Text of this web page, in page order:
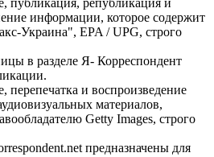
публикация, републикация и
информации, которое содержит
Украина", EPA / UPG, строго
в разделе Я- Корреспондент
перепечатка и воспроизведение
материалов,
Getty Images, строго
предназначены для